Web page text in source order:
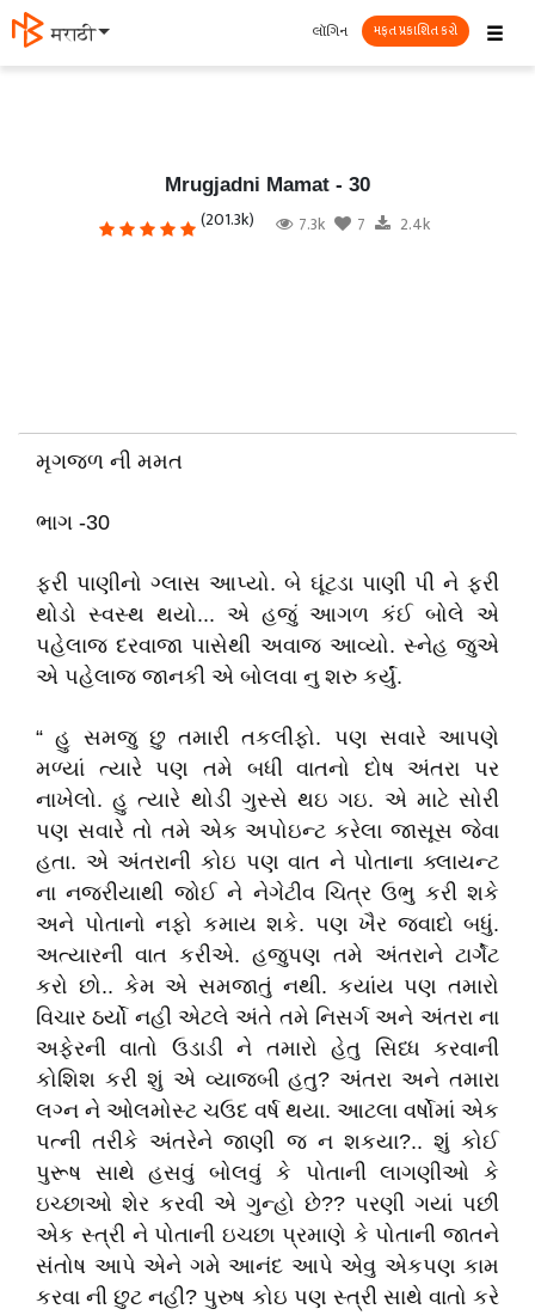
தமிழ் ☰
લૉગિન મફત પ્રકાશિત કરો
Mrugjadni Mamat - 30
(201.3k) 7.3k 7 2.4k
મૃગજળ ની મમત
ભાગ -30
ફરી પાણીનો ગ્લાસ આપ્યો. બે ઘૂંટડા પાણી પી ને ફરી
થોડો સ્વસ્થ થયો... એ હજું આગળ કંઈ બોલે એ
પહેલાજ દરવાજા પાસેથી અવાજ આવ્યો. સ્નેહ જુએ
એ પહેલાજ જાનકી એ બોલવા નુ શરુ કર્યું.
“ હુ સમજુ છુ તમારી તકલીફો. પણ સવારે આપણે
મળ્યાં ત્યારે પણ તમે બધી વાતનો દોષ અંતરા પર
નાખેલો. હુ ત્યારે થોડી ગુસ્સે થઇ ગઇ. એ માટે સોરી
પણ સવારે તો તમે એક અપોઇન્ટ કરેલા જાસૂસ જેવા
હતા. એ અંતરાની કોઇ પણ વાત ને પોતાના ક્લાયન્ટ
ના નજરીયાથી જોઈ ને નેગેટીવ ચિત્ર ઉભુ કરી શકે
અને પોતાનો નફો કમાય શકે. પણ ખૈર જવાદો બધું.
અત્યારની વાત કરીએ. હજુપણ તમે અંતરાને ટાર્ગેટ
કરો છો.. કેમ એ સમજાતું નથી. કયાંય પણ તમારો
વિચાર ઠર્યો નહી એટલે અંતે તમે નિસર્ગ અને અંતરા ના
અફેરની વાતો ઉડાડી ને તમારો હેતુ સિધ્ધ કરવાની
કોશિશ કરી શું એ વ્યાજબી હતુ? અંતરા અને તમારા
લગ્ન ને ઓલમોસ્ટ ચઉદ વર્ષ થયા. આટલા વર્ષોમાં એક
પત્ની તરીકે અંતરેને જાણી જ ન શકયા?.. શું કોઈ
પુરૂષ સાથે હસવું બોલવું કે પોતાની લાગણીઓ કે
ઇચ્છાઓ શેર કરવી એ ગુન્હો છે?? પરણી ગયાં પછી
એક સ્ત્રી ને પોતાની ઇચછા પ્રમાણે કે પોતાની જાતને
સંતોષ આપે એને ગમે આનંદ આપે એવુ એકપણ કામ
કરવા ની છુટ નહી? પુરુષ કોઇ પણ સ્ત્રી સાથે વાતો કરે